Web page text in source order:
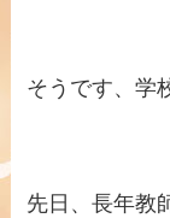
そうです、学
先日、長年教